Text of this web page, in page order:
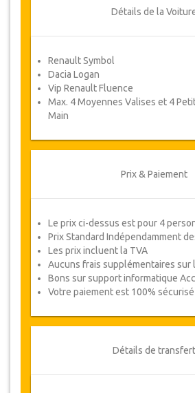
ou un remboursement
Une fois votre paiement effectué,
redirigé vers détails YourCard
informations de réservation et
votre Coupon de service
Détails de la
Renault Symbol
Dacia Logan
Vip Renault Fluence
Max. 4 Moyennes Valises et 4
Main
Prix & Paiement
Le prix ci-dessus est pour 4
Prix Standard Indépendamment
Les prix incluent la TVA
Aucuns frais supplémentaires sur
Bons sur support informatique
Votre paiement est 100% sécurisé
Détails de transfert